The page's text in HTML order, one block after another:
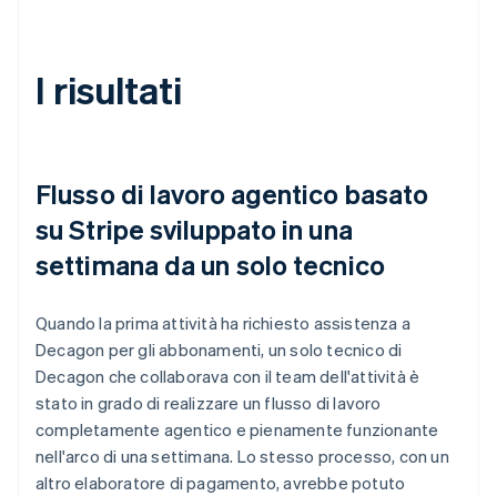
I risultati
Flusso di lavoro agentico basato
su Stripe sviluppato in una
settimana da un solo tecnico
Quando la prima attività ha richiesto assistenza a
Decagon per gli abbonamenti, un solo tecnico di
Decagon che collaborava con il team dell'attività è
stato in grado di realizzare un flusso di lavoro
completamente agentico e pienamente funzionante
nell'arco di una settimana. Lo stesso processo, con un
altro elaboratore di pagamento, avrebbe potuto